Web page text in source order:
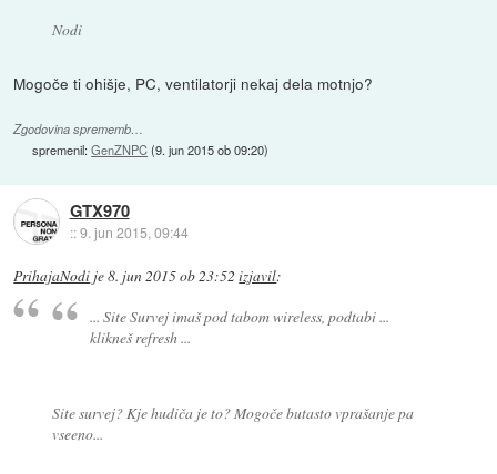
Nodi
Mogoče ti ohišje, PC, ventilatorji nekaj dela motnjo?
Zgodovina sprememb…
spremenil:GenZNPC(9. jun 2015 ob 09:20)
GTX970
::9. jun 2015, 09:44
PrihajaNodi je8. jun 2015 ob 23:52 izjavil:
... Site Survej imaš pod tabom wireless, podtabi ...
klikneš refresh ...
Site survej? Kje hudiča je to? Mogoče butasto vprašanje pa
vseeno...